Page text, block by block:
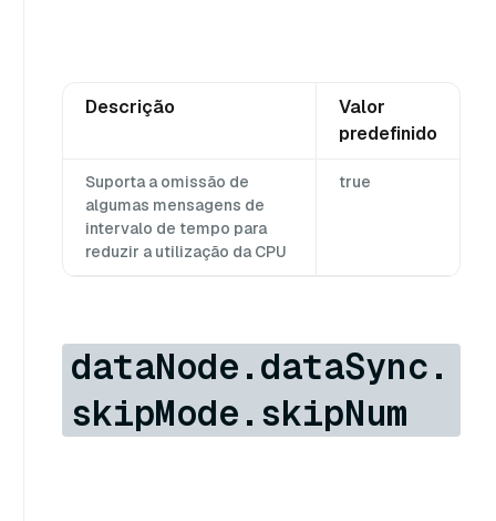
Descrição
Valor
predefinido
Suporta a omissão de
algumas mensagens de
intervalo de tempo para
reduzir a utilização da CPU
true
dataNode.dataSync.
skipMode.skipNum